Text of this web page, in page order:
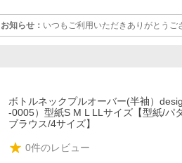
お知らせ： いつもご利用いただきありがとうございます。 誠に勝手ながら、8
（火）、14日（金）19日（水）25日（火）は
ボトルネックプルオーバー(半袖）
-0005）型紙S M L LLサイズ【型紙/パ
ブラウス/4サイズ】
0件のレビュー